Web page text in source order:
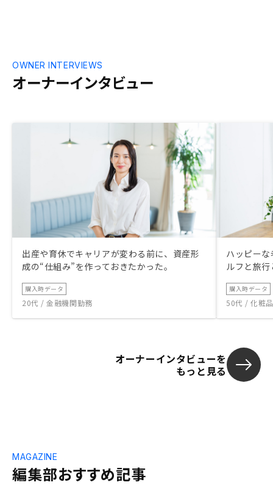
オーナーインタビュー
OWNER INTERVIEWS
出産や育休でキャリアが変わる前に、資産形
成の“仕組み”を作っておきたかった。
購入時データ
20代 / 金融機関勤務
ハッピー
ルフと旅
購入時データ
50代 / 化粧
オーナーインタビューを
もっと見る
編集部おすすめ記事
MAGAZINE